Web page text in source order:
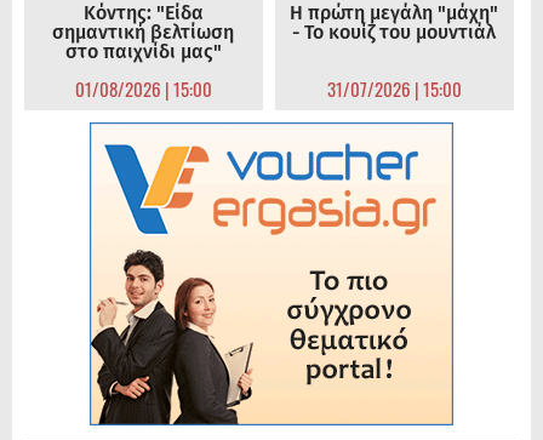
Κόντης: "Είδα
σημαντική βελτίωση
στο παιχνίδι μας"
01/08/2026 | 15:00
Η πρώτη μεγάλη "μάχη"
- Το κουίζ του μουντιάλ
31/07/2026 | 15:00